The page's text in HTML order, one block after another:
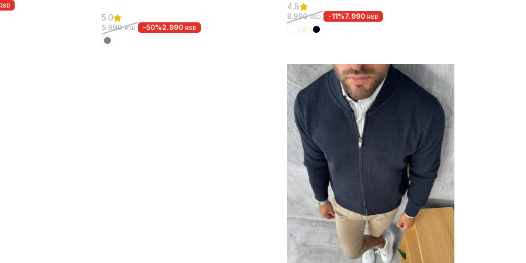
5.0
5.990RSD -50%2.990 RSD
4.8
8.990RSD -11%7.990 RSD